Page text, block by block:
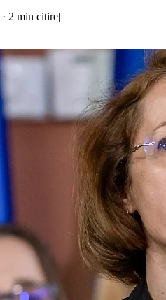
· 2 min citire|